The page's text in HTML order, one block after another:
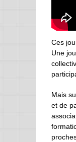
Ces
Une
Mais
et de